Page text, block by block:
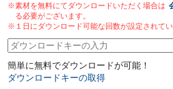
※素材を無料にてダウンロードいただく場合は
る必要がございます。
※１日にダウンロード可能な回数が設定されてい
簡単に無料でダウンロードが可能！
ダウンロードキーの取得